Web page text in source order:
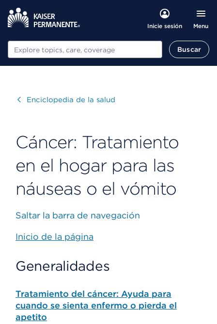
Inicie sesión Menu
Buscar Buscar
Visitar
Enciclopedia de la salud
Cáncer: Tratamiento
en el hogar para las
náuseas o el vómito
Saltar la barra de navegación
Inicio de la página
Generalidades
Tratamiento del cáncer: Ayuda para
cuando se sienta enfermo o pierda el
apetito